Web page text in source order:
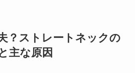
？ストレートネックの
主な原因